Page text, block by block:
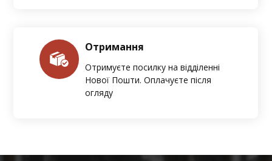
Отримання
Отримуєте посилку на відділенні
Нової Пошти. Оплачуєте після
огляду